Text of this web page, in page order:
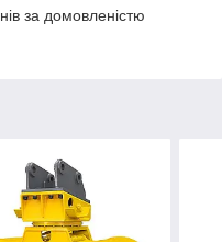
за домовленістю